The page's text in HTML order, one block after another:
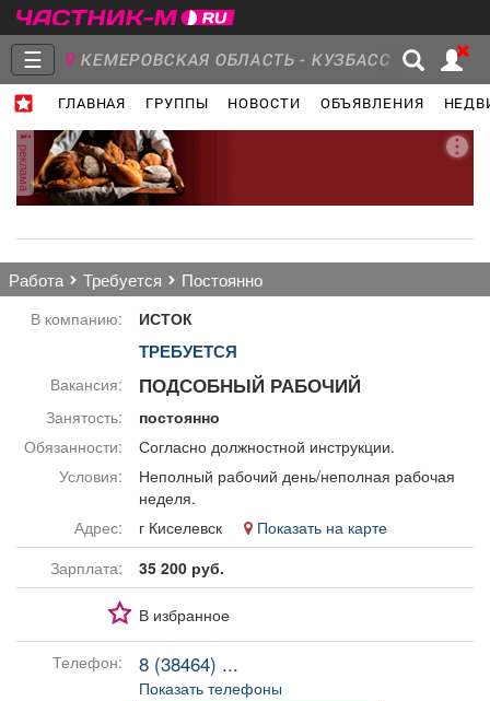
☰ КЕМЕРОВСКАЯ ОБЛАСТЬ - КУЗБАСС
ГЛАВНАЯ ГРУППЫ НОВОСТИ ОБЪЯВЛЕНИЯ
Главная
Группы Новости
Работа Транспорт Компании
Обучение
Поздравления
реклама
работа требуется постоянно
В компанию: ИСТОК
ТРЕБУЕТСЯ
Вакансия: ПОДСОБНЫЙ РАБОЧИЙ
Занятость:
постоянно
Обязанности:
Согласно должностной инструкции.
Условия:
Неполный рабочий день/неполная рабочая
неделя.
Адрес:
г Киселевск
Показать на карте
Зарплата:
35 200 руб.
В избранное
Телефон: 8 (38464) ...
Показать телефоны